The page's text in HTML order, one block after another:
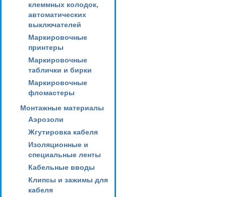
клеммных колодок,
автоматических
выключателей
Маркировочные
принтеры
Маркировочные
таблички и бирки
Маркировочные
фломастеры
Монтажные материалы
Аэрозоли
Жгутировка кабеля
Изоляционные и
специальные ленты
Кабельные вводы
Клипсы и зажимы для
кабеля